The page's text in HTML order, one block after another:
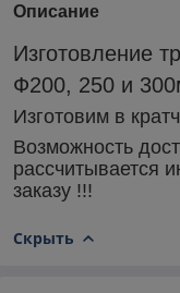
Описание
Изготовление
Ф200, 250 и
Изготовим в
Возможность
рассчитывается
заказу !!!
Скрыть